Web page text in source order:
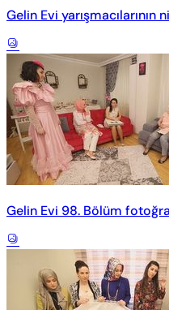
Gelin Evi yarışmacılarının
Gelin Evi 98. Bölüm